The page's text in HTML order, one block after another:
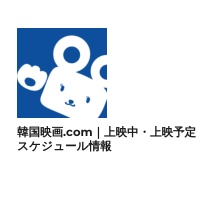
韓国映画.com｜上映中・上映予定
スケジュール情報